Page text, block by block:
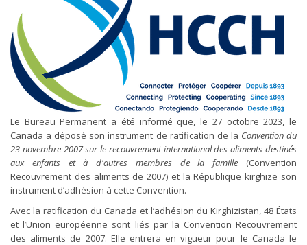
Le Bureau Permanent a été informé que, le 27 octobre 2023, le
Canada a déposé son instrument de ratification de la Convention du
23 novembre 2007 sur le recouvrement international des aliments destinés
aux enfants et à d'autres membres de la famille (Convention
Recouvrement des aliments de 2007) et la République kirghize son
instrument d’adhésion à cette Convention.
Avec la ratification du Canada et l’adhésion du Kirghizistan, 48 États
et l’Union européenne sont liés par la Convention Recouvrement
des aliments de 2007. Elle entrera en vigueur pour le Canada le